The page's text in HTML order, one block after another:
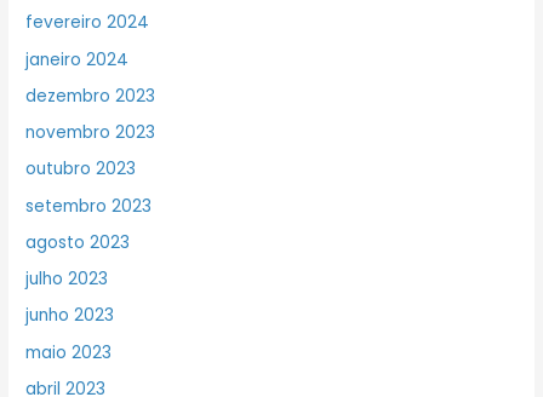
fevereiro 2024
janeiro 2024
dezembro 2023
novembro 2023
outubro 2023
setembro 2023
agosto 2023
julho 2023
junho 2023
maio 2023
abril 2023